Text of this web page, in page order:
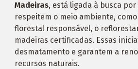
Madeiras, está ligada à busca
respeitem o meio ambiente,
florestal responsável, o
madeiras certificadas. Essas
desmatamento e garantem a
recursos naturais.